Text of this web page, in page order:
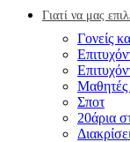
Γιατί να μας
Γονείς
Μαθητές
Σποτ
20άρια